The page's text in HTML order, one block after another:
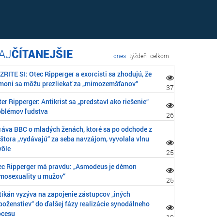
ČÍTANEJŠIE dnes týždeň celkom
SI: Otec Ripperger a exorcisti sa zhodujú, že
sa môžu prezliekať za „mimozemšťanov“
37
Ripperger: Antikrist sa „predstaví ako riešenie“
ľudstva
26
BBC o mladých ženách, ktoré sa po odchode z
„vydávajú“ za seba navzájom, vyvolala vlnu
25
Ripperger má pravdu: „Asmodeus je démon
u mužov“
25
vyzýva na zapojenie zástupcov „iných
do ďalšej fázy realizácie synodálneho